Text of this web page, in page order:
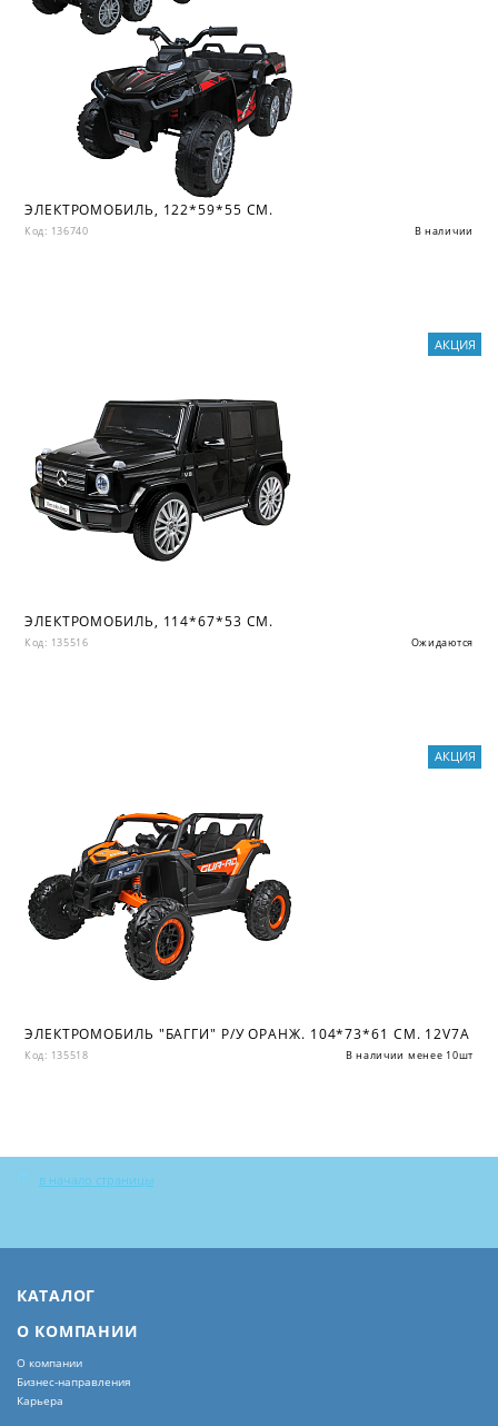
ЭЛЕКТРОМОБИЛЬ, 122*59*55 СМ.
Код: 136740 В наличии
ЭЛЕКТРОМОБИЛЬ, 114*67*53 СМ.
Код: 135516 Ожидаются
АКЦИЯ
ЭЛЕКТРОМОБИЛЬ "БАГГИ" Р/У ОРАНЖ. 104*73*61 СМ. 12V7A
Код: 135518 В наличии менее 10шт
АКЦИЯ
в начало страницы
КАТАЛОГ
О КОМПАНИИ
О компании
Бизнес-направления
Карьера